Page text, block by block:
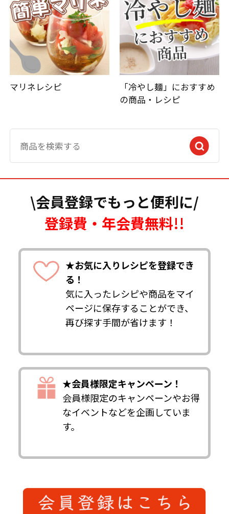
マリネレシピ
「冷やし麺」におすすめ
の商品・レシピ
\会員登録でもっと便利に/
登録費・年会費無料!!
★お気に入りレシピを登録でき
る！
気に入ったレシピや商品をマイ
ページに保存することができ、
再び探す手間が省けます！
★会員様限定キャンペーン！
会員様限定のキャンペーンやお得
なイベントなどを企画していま
す。